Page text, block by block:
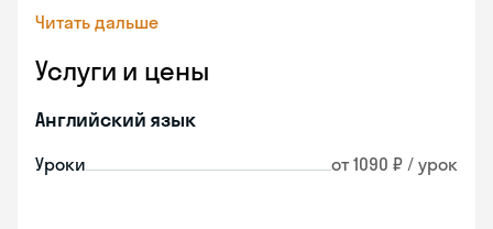
Читать дальше
Услуги и цены
Английский язык
Уроки от 1090 ₽ / урок